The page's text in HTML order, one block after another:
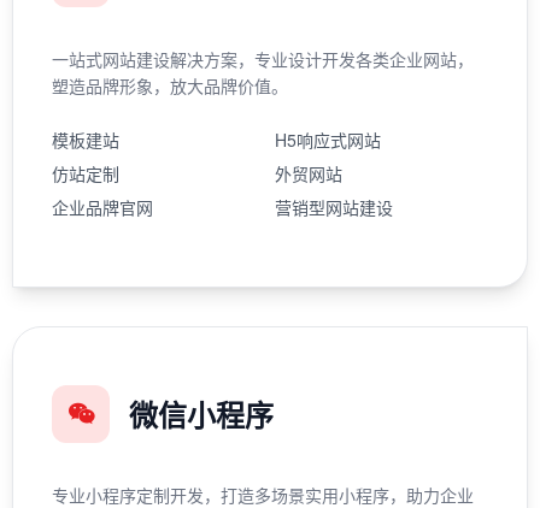
一站式网站建设解决方案，专业设计开发各类企业网站，
塑造品牌形象，放大品牌价值。
模板建站
H5响应式网站
仿站定制
外贸网站
企业品牌官网
营销型网站建设
微信小程序
专业小程序定制开发，打造多场景实用小程序，助力企业